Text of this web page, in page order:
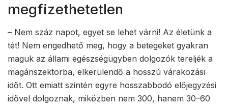
megfizethetetlen
– Nem száz napot, egyet se lehet várni! Az életünk a
tét! Nem engedhető meg, hogy a betegeket gyakran
maguk az állami egészségügyben dolgozók tereljék a
magánszektorba, elkerülendő a hosszú várakozási
időt. Ott emiatt szintén egyre hosszabbodó előjegyzési
idővel dolgoznak, miközben nem 300, hanem 30–60